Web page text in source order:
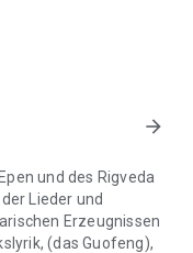
arrow_forward
und des Rigveda
Lieder und
Erzeugnissen
(das Guofeng),